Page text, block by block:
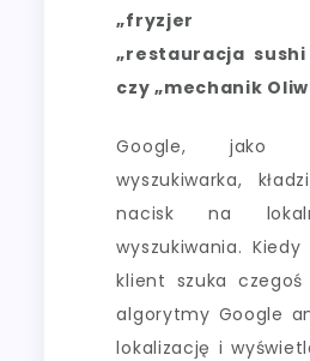
„fryzjer
„restauracja sushi
czy „mechanik
Google, jako
wyszukiwarka,
nacisk na
wyszukiwania.
klient szuka czegoś
algorytmy Google
lokalizację i